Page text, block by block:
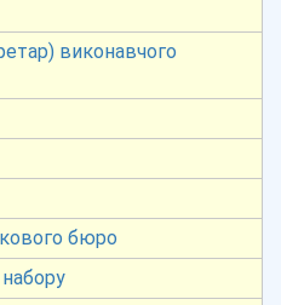
виконавчого
бюро